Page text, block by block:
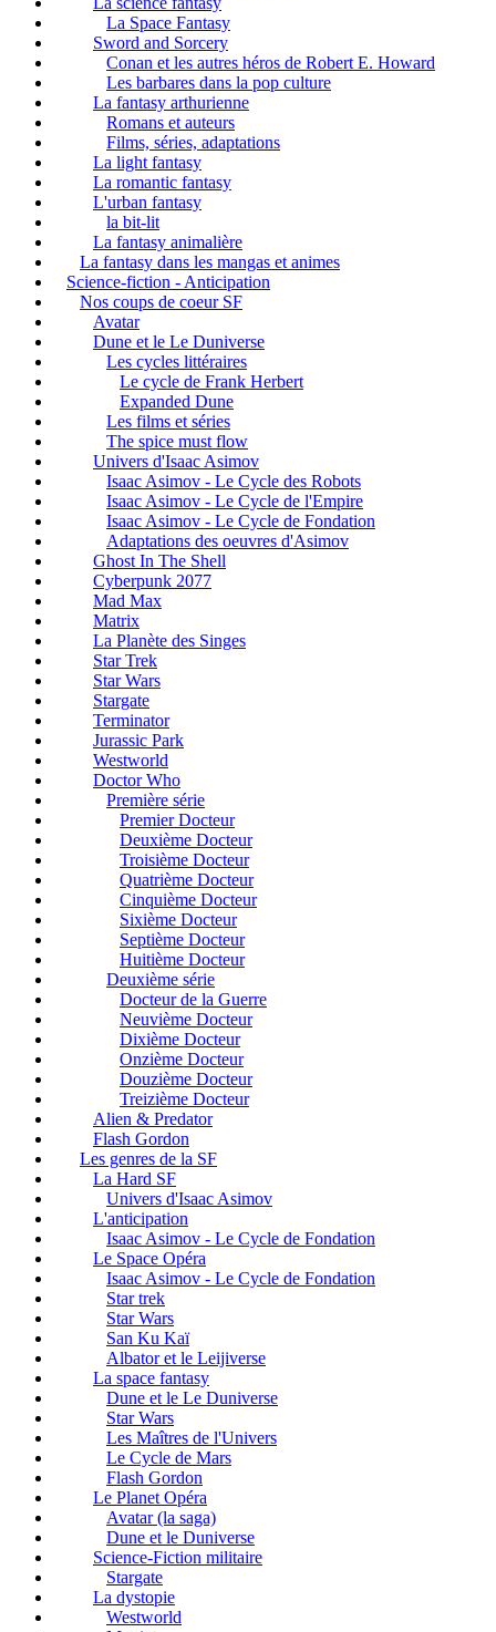
La Space Fantasy
Sword and Sorcery
Conan et les autres héros de Robert E. Howard
Les barbares dans la pop culture
La fantasy arthurienne
Romans et auteurs
Films, séries, adaptations
La light fantasy
La romantic fantasy
L'urban fantasy
la bit-lit
La fantasy animalière
La fantasy dans les mangas et animes
Science-fiction - Anticipation
Nos coups de coeur SF
Avatar
Dune et le Le Duniverse
Les cycles littéraires
Le cycle de Frank Herbert
Expanded Dune
Les films et séries
The spice must flow
Univers d'Isaac Asimov
Isaac Asimov - Le Cycle des Robots
Isaac Asimov - Le Cycle de l'Empire
Isaac Asimov - Le Cycle de Fondation
Adaptations des oeuvres d'Asimov
Ghost In The Shell
Cyberpunk 2077
Mad Max
Matrix
La Planète des Singes
Star Trek
Star Wars
Stargate
Terminator
Jurassic Park
Westworld
Doctor Who
Première série
Premier Docteur
Deuxième Docteur
Troisième Docteur
Quatrième Docteur
Cinquième Docteur
Sixième Docteur
Septième Docteur
Huitième Docteur
Deuxième série
Docteur de la Guerre
Neuvième Docteur
Dixième Docteur
Onzième Docteur
Douzième Docteur
Treizième Docteur
Alien & Predator
Flash Gordon
Les genres de la SF
La Hard SF
Univers d'Isaac Asimov
L'anticipation
Isaac Asimov - Le Cycle de Fondation
Le Space Opéra
Isaac Asimov - Le Cycle de Fondation
Star trek
Star Wars
San Ku Kaï
Albator et le Leijiverse
La space fantasy
Dune et le Le Duniverse
Star Wars
Les Maîtres de l'Univers
Le Cycle de Mars
Flash Gordon
Le Planet Opéra
Avatar (la saga)
Dune et le Duniverse
Science-Fiction militaire
Stargate
La dystopie
Westworld